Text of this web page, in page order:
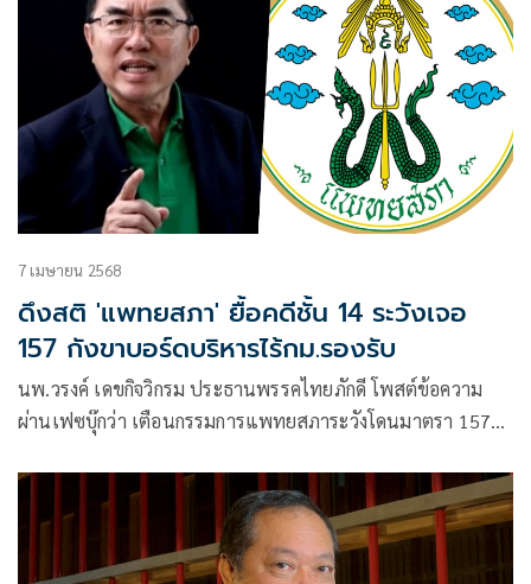
7 เมษายน 2568
ดึงสติ 'แพทยสภา' ยื้อคดีชั้น 14 ระวังเจอ
157 กังขาบอร์ดบริหารไร้กม.รองรับ
นพ.วรงค์ เดขกิจวิกรม ประธานพรรคไทยภักดี โพสต์ข้อความ
ผ่านเฟซบุ๊กว่า เตือนกรรมการแพทยสภาระวังโดนมาตรา 157
วันที่ 3 เมษายน 2568 ที่ผ่านมา